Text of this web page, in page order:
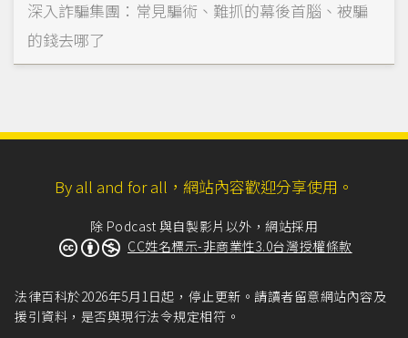
深入詐騙集團：常見騙術、難抓的幕後首腦、被騙
的錢去哪了
By all and for all，網站內容歡迎分享使用。
除 Podcast 與自製影片以外，網站採用
CC姓名標示-非商業性3.0台灣授權條款
法律百科於2026年5月1日起，停止更新。請讀者留意網站內容及
援引資料，是否與現行法令規定相符。